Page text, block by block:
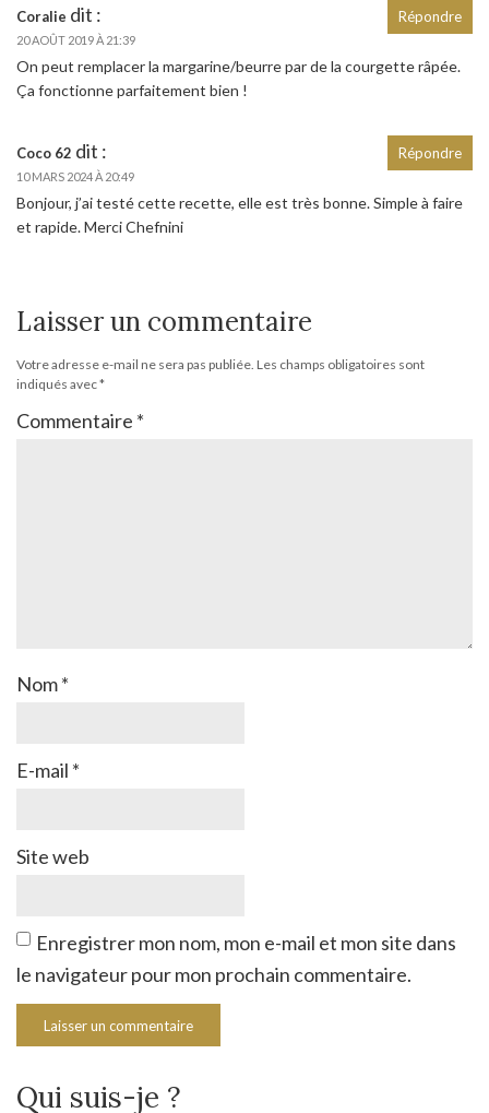
Coralie dit :
20 AOÛT 2019 À 21:39
On peut remplacer la margarine/beurre par de la courgette râpée.
Ça fonctionne parfaitement bien !
Répondre
Coco 62 dit :
10 MARS 2024 À 20:49
Bonjour, j’ai testé cette recette, elle est très bonne. Simple à faire
et rapide. Merci Chefnini
Répondre
Laisser un commentaire
Votre adresse e-mail ne sera pas publiée. Les champs obligatoires sont
indiqués avec*
Commentaire *
Nom*
E-mail *
Site web
Enregistrer mon nom, mon e-mail et mon site dans
le navigateur pour mon prochain commentaire.
Qui suis-je ?